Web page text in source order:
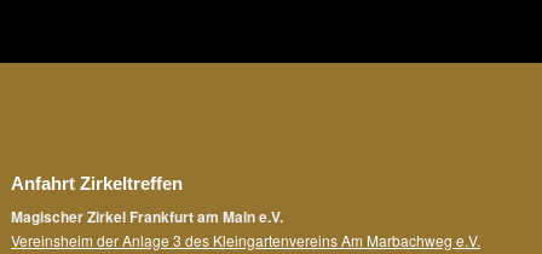
Anfahrt Zirkeltreffen
Magischer Zirkel Frankfurt am Main e.V.
Vereinsheim der Anlage 3 des Kleingartenvereins Am Marbachweg e.V.